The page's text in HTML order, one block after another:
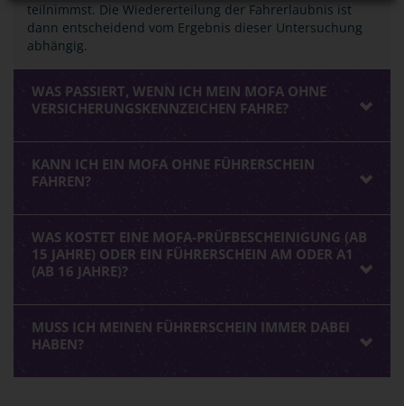
teilnimmst. Die Wiedererteilung der Fahrerlaubnis ist
dann entscheidend vom Ergebnis dieser Untersuchung
abhängig.
WAS PASSIERT, WENN ICH MEIN MOFA OHNE
VERSICHERUNGSKENNZEICHEN FAHRE?
KANN ICH EIN MOFA OHNE FÜHRERSCHEIN
FAHREN?
WAS KOSTET EINE MOFA-PRÜFBESCHEINIGUNG (AB
15 JAHRE) ODER EIN FÜHRERSCHEIN AM ODER A1
(AB 16 JAHRE)?
MUSS ICH MEINEN FÜHRERSCHEIN IMMER DABEI
HABEN?